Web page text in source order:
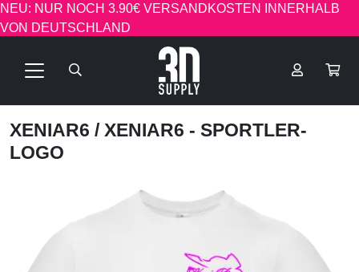
NEU: NUR NOCH 3.90€ VERSANDKOSTEN INNERHALB
VON DEUTSCHLAND
XENIAR6 / XENIAR6 - SPORTLER-
LOGO